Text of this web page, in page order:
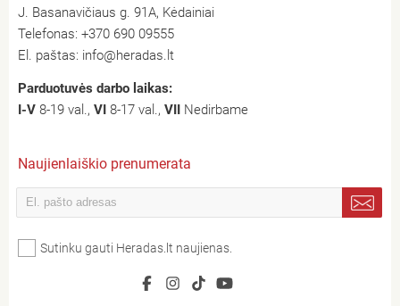
J. Basanavičiaus g. 91A, Kėdainiai
Telefonas: +370 690 09555
El. paštas: info@heradas.lt
Parduotuvės darbo laikas:
I-V 8-19 val., VI 8-17 val., VII Nedirbame
Naujienlaiškio prenumerata
Sutinku gauti Heradas.lt naujienas.